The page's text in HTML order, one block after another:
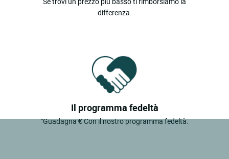
differenza.
Il programma fedeltà
"Guadagna € Con il nostro programma fedeltà.